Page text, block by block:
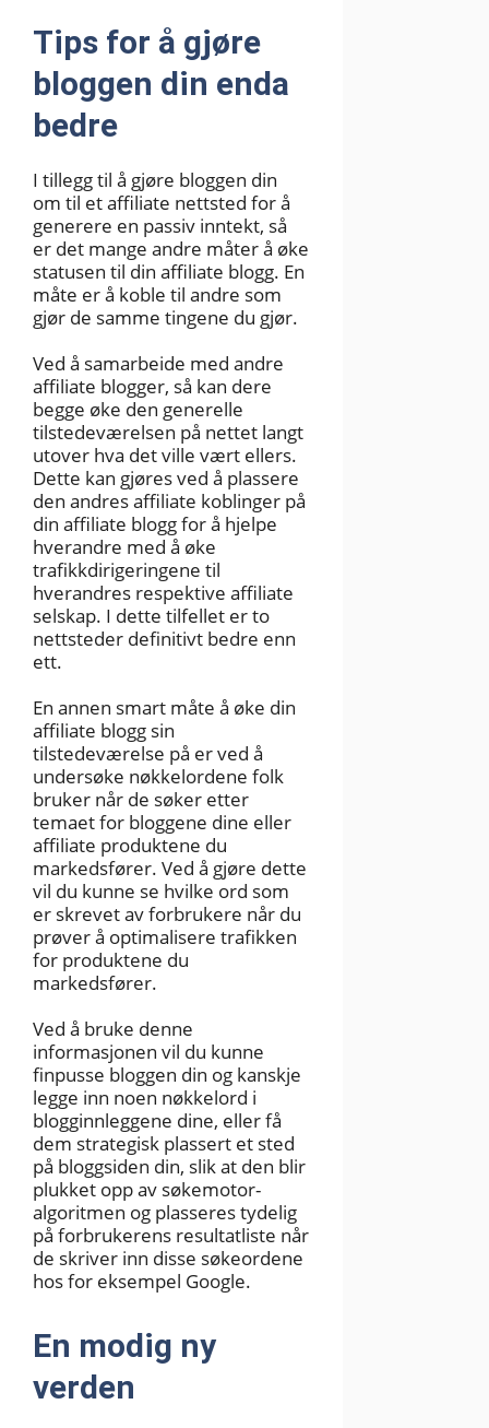
Tips for å gjøre
bloggen din enda
bedre
I tillegg til å gjøre bloggen din
om til et affiliate nettsted for å
generere en passiv inntekt, så
er det mange andre måter å øke
statusen til din affiliate blogg. En
måte er å koble til andre som
gjør de samme tingene du gjør.
Ved å samarbeide med andre
affiliate blogger, så kan dere
begge øke den generelle
tilstedeværelsen på nettet langt
utover hva det ville vært ellers.
Dette kan gjøres ved å plassere
den andres affiliate koblinger på
din affiliate blogg for å hjelpe
hverandre med å øke
trafikkdirigeringene til
hverandres respektive affiliate
selskap. I dette tilfellet er to
nettsteder definitivt bedre enn
ett.
En annen smart måte å øke din
affiliate blogg sin
tilstedeværelse på er ved å
undersøke nøkkelordene folk
bruker når de søker etter
temaet for bloggene dine eller
affiliate produktene du
markedsfører. Ved å gjøre dette
vil du kunne se hvilke ord som
er skrevet av forbrukere når du
prøver å optimalisere trafikken
for produktene du
markedsfører.
Ved å bruke denne
informasjonen vil du kunne
finpusse bloggen din og kanskje
legge inn noen nøkkelord i
blogginnleggene dine, eller få
dem strategisk plassert et sted
på bloggsiden din, slik at den blir
plukket opp av søkemotor-
algoritmen og plasseres tydelig
på forbrukerens resultatliste når
de skriver inn disse søkeordene
hos for eksempel Google.
En modig ny
verden